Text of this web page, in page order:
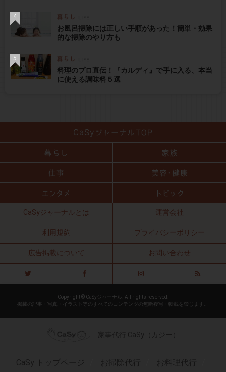
お風呂掃除には正しい手順があった！簡単・効果
的な掃除のやり方も
料理のプロ直伝！『カルディ』で手に入る、本当
に使える調味料５選
CaSyジャーナルとは 運営会社
利用規約 プライバシーポリシー
広告掲載について お問い合わせ
Copyright © CaSyジャーナル. All rights reserved.
掲載の記事・写真・イラスト等のすべてのコンテンツの無断複写・転載を禁じます。
家事代行 CaSy（カジー）
CaSy トップページ お掃除代行 お料理代行